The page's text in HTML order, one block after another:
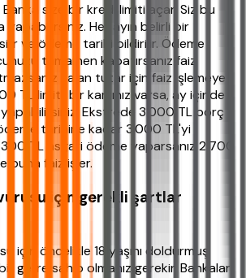
Banka size bir kredi limiti açar. Siz bu
yapabilirsiniz. Her ayın belirli bir
ve ödeme tarihi bildirilir. Ödeme
tamamen kapatırsanız faiz
kalan tutar için faiz işlemeye
TL limitli bir kartınız varsa, ay içinde
yapabilirsiniz. Ekstrede 3.000 TL borç
tarihine kadar 3.000 TL'yi
TL asgari ödeme yaparsanız 2.700
buna faiz işler.
için gerekli şartlar
için öncelikle 18 yaşını doldurmuş
gelire sahip olmanız gerekir. Bankalar